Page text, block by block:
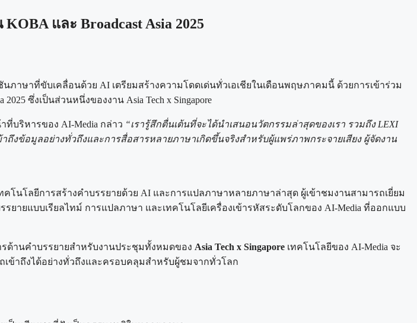
และ Broadcast Asia 2025
ภาษาที่ขับเคลื่อนด้วย AI เตรียมสร้างความโดดเด่นทั่วเอเชียในเดือนพฤษภาคมนี้ ด้วยการเข้าร่วม
ซึ่งเป็นส่วนหนึ่งของงาน Asia Tech x Singapore
ที่บริหารของ AI-Media กล่าว “เรารู้สึกตื่นเต้นที่จะได้นำเสนอนวัตกรรมล่าสุดของเรา รวมถึง LEXI
าถึงข้อมูลอย่างทั่วถึงและการสื่อสารหลายภาษาเกิดขึ้นจริงสำหรับผู้แพร่ภาพกระจายเสียง ผู้จัดงาน
คโนโลยีการสร้างคำบรรยายด้วย AI และการแปลภาษาหลายภาษาล่าสุด ผู้เข้าชมงานสามารถเยี่ยม
ยายแบบเรียลไทม์ การแปลภาษา และเทคโนโลยีเครื่องเข้ารหัสระดับโลกของ AI-Media ที่ออกแบบ
รด้านคำบรรยายสำหรับงานประชุมทั้งหมดของ Asia Tech x Singapore เทคโนโลยีของ AI-Media จะ
ข้าถึงได้อย่างทั่วถึงและครอบคลุมสำหรับผู้ชมจากทั่วโลก